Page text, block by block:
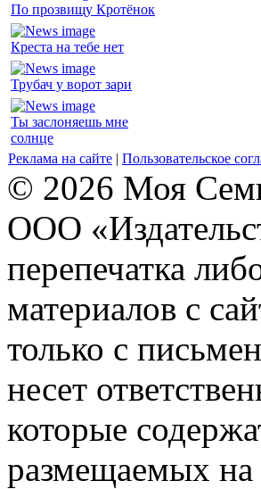
По прозвищу Кротёнок
Креста на тебе нет
Трубач у ворот зари
Ты заслоняешь мне
солнце
Реклама на сайте | Пользовательское
© 2026 Моя
ООО
перепечатка
материалов с
только с
несет
которые
размещаемых на